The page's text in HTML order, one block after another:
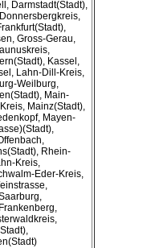
Darmstadt(Stadt),
Gross-Gerau,
Kassel,
Lahn-Dill-Kreis,
Weilburg,
Main-
Mainz(Stadt),
Mayen-
Rhein-
Kreis,
Eder-Kreis,